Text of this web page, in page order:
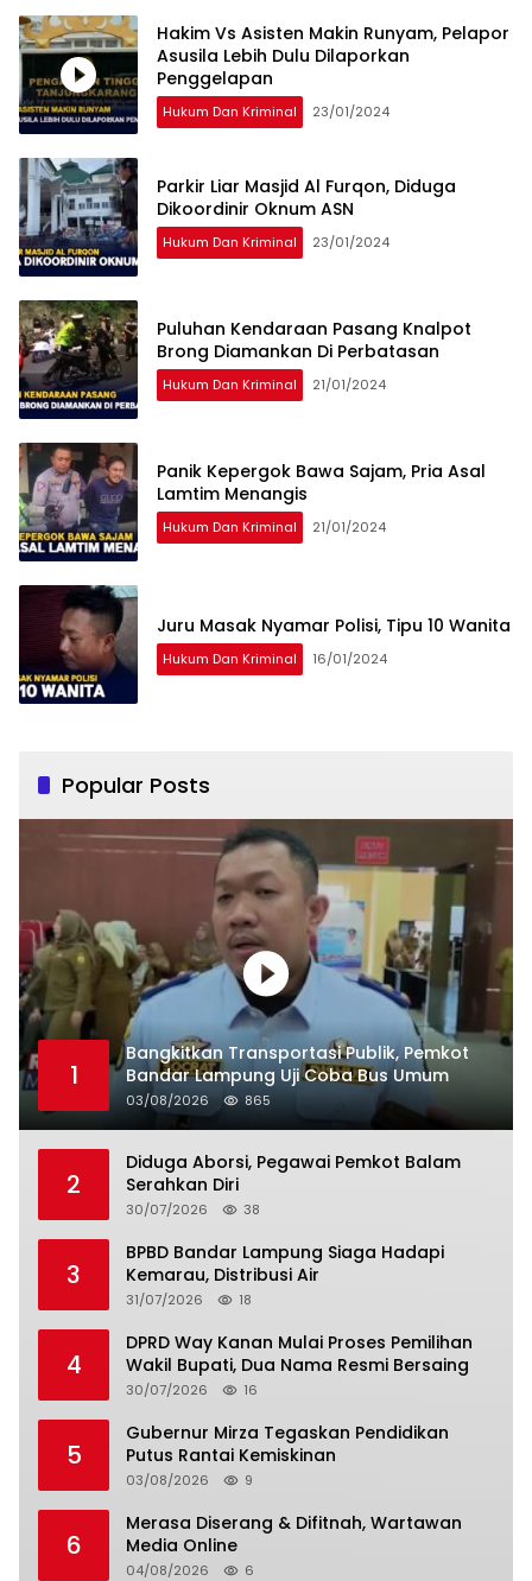
Hakim Vs Asisten Makin Runyam, Pelapor
Asusila Lebih Dulu Dilaporkan
Penggelapan
Hukum Dan Kriminal 23/01/2024
Parkir Liar Masjid Al Furqon, Diduga
Dikoordinir Oknum ASN
Hukum Dan Kriminal 23/01/2024
Puluhan Kendaraan Pasang Knalpot
Brong Diamankan Di Perbatasan
Hukum Dan Kriminal 21/01/2024
Panik Kepergok Bawa Sajam, Pria Asal
Lamtim Menangis
Hukum Dan Kriminal 21/01/2024
Juru Masak Nyamar Polisi, Tipu 10 Wanita
Hukum Dan Kriminal 16/01/2024
Popular Posts
1
Bangkitkan Transportasi Publik, Pemkot
Bandar Lampung Uji Coba Bus Umum
03/08/2026 865
2
Diduga Aborsi, Pegawai Pemkot Balam
Serahkan Diri
30/07/2026 38
3
BPBD Bandar Lampung Siaga Hadapi
Kemarau, Distribusi Air
31/07/2026 18
4
DPRD Way Kanan Mulai Proses Pemilihan
Wakil Bupati, Dua Nama Resmi Bersaing
30/07/2026 16
5
Gubernur Mirza Tegaskan Pendidikan
Putus Rantai Kemiskinan
03/08/2026 9
6
Merasa Diserang & Difitnah, Wartawan
Media Online
04/08/2026 6